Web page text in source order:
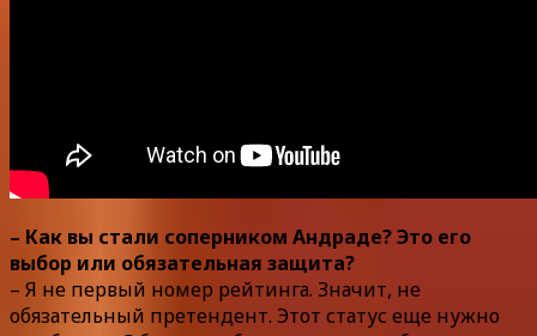
– Как вы стали соперником Андраде? Это его
выбор или обязательная защита?
– Я не первый номер рейтинга. Значит, не
обязательный претендент. Этот статус еще нужно